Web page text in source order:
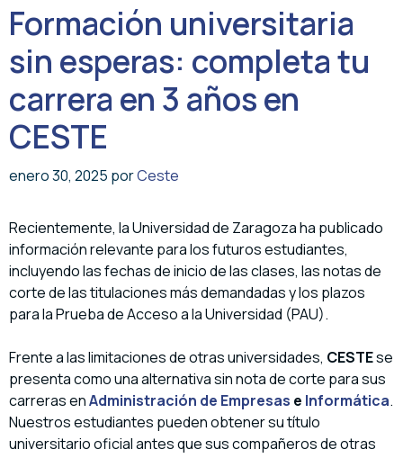
Formación universitaria
sin esperas: completa tu
carrera en 3 años en
CESTE
enero 30, 2025 porCeste
Recientemente, la Universidad de Zaragoza ha publicado
información relevante para los futuros estudiantes,
incluyendo las fechas de inicio de las clases, las notas de
corte de las titulaciones más demandadas y los plazos
para la Prueba de Acceso a la Universidad (PAU).
Frente a las limitaciones de otras universidades, CESTEse
presenta como una alternativa sin nota de corte para sus
carreras enAdministración de Empresas e Informática.
Nuestros estudiantes pueden obtener su título
universitario oficial antes que sus compañeros de otras